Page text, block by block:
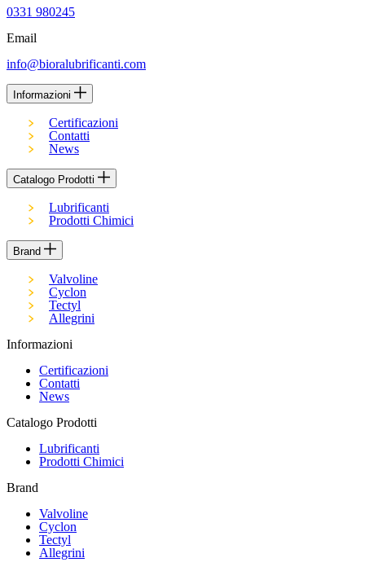
0331 980245
Email
info@bioralubrificanti.com
Informazioni
Certificazioni
Contatti
News
Catalogo Prodotti
Lubrificanti
Prodotti Chimici
Brand
Valvoline
Cyclon
Tectyl
Allegrini
Informazioni
Certificazioni
Contatti
News
Catalogo Prodotti
Lubrificanti
Prodotti Chimici
Brand
Valvoline
Cyclon
Tectyl
Allegrini